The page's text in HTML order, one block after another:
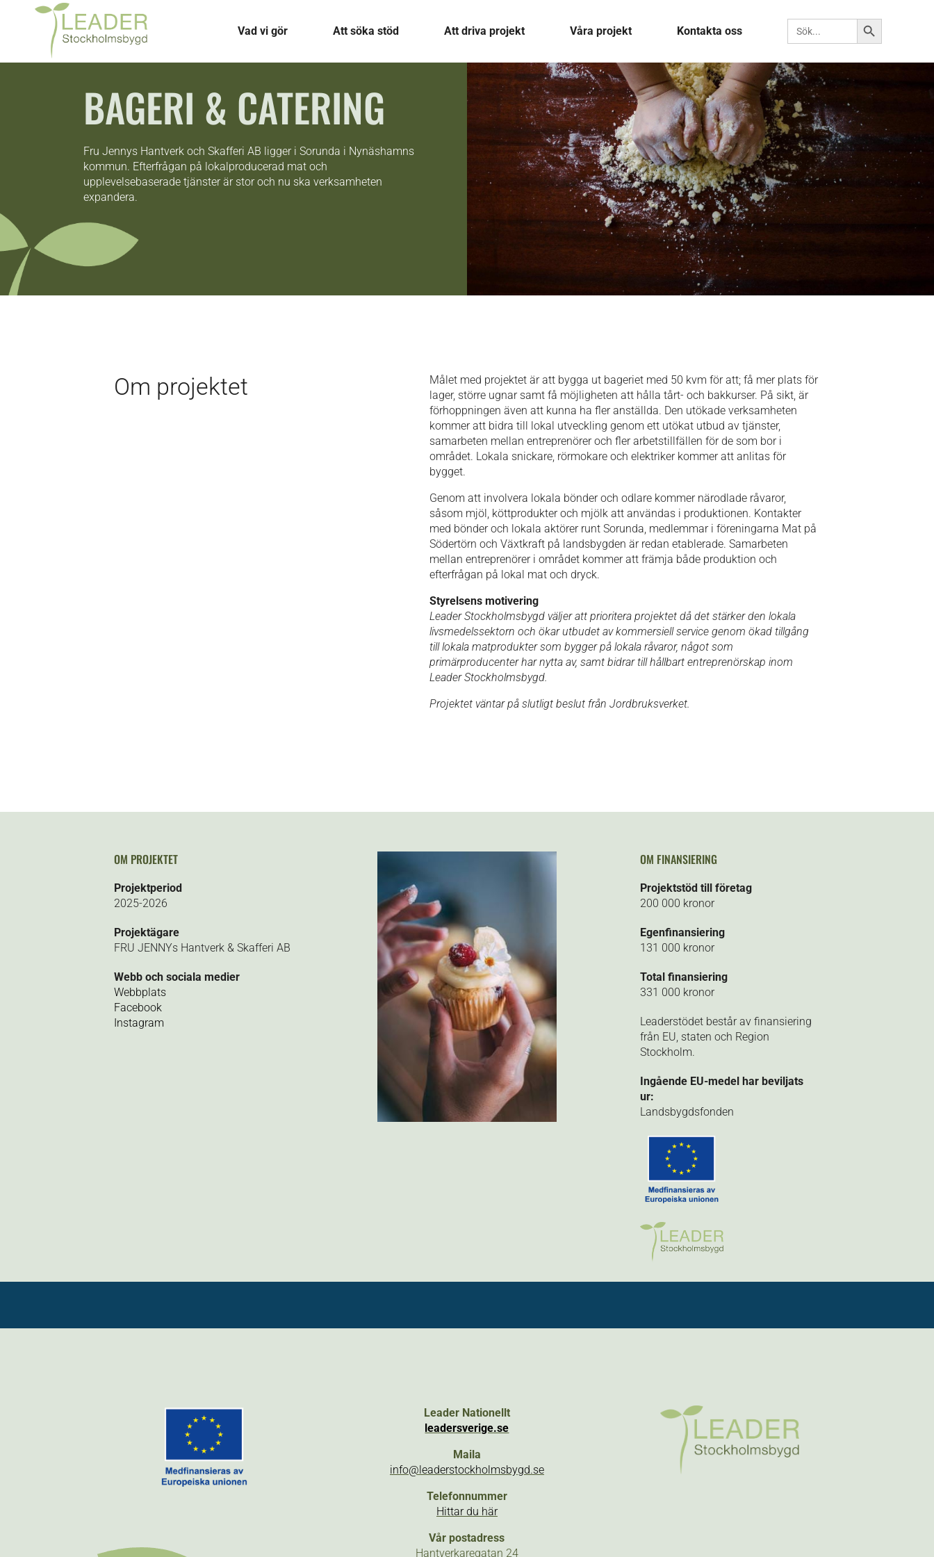
Vad vi gör Att söka stöd Att driva projekt Våra projekt Kontakta oss Sök efter: Sökknapp
BAGERI & CATERING
Fru Jennys Hantverk och Skafferi AB ligger i Sorunda i Nynäshamns
kommun. Efterfrågan på lokalproducerad mat och
upplevelsebaserade tjänster är stor och nu ska verksamheten
expandera.
Om projektet
Målet med projektet är att bygga ut bageriet med 50 kvm för att; få mer plats för
lager, större ugnar samt få möjligheten att hålla tårt- och bakkurser. På sikt, är
förhoppningen även att kunna ha fler anställda. Den utökade verksamheten
kommer att bidra till lokal utveckling genom ett utökat utbud av tjänster,
samarbeten mellan entreprenörer och fler arbetstillfällen för de som bor i
området. Lokala snickare, rörmokare och elektriker kommer att anlitas för
bygget.
Genom att involvera lokala bönder och odlare kommer närodlade råvaror,
såsom mjöl, köttprodukter och mjölk att användas i produktionen. Kontakter
med bönder och lokala aktörer runt Sorunda, medlemmar i föreningarna Mat på
Södertörn och Växtkraft på landsbygden är redan etablerade. Samarbeten
mellan entreprenörer i området kommer att främja både produktion och
efterfrågan på lokal mat och dryck.
Styrelsens motivering
Leader Stockholmsbygd väljer att prioritera projektet då det stärker den lokala
livsmedelssektorn och ökar utbudet av kommersiell service genom ökad tillgång
till lokala matprodukter som bygger på lokala råvaror, något som
primärproducenter har nytta av, samt bidrar till hållbart entreprenörskap inom
Leader Stockholmsbygd.
Projektet väntar på slutligt beslut från Jordbruksverket.
OM PROJEKTET
Projektperiod
2025-2026
Projektägare
FRU JENNYs Hantverk & Skafferi AB
Webb och sociala medier
Webbplats
Facebook
Instagram
OM FINANSIERING
Projektstöd till företag
200 000 kronor
Egenfinansiering
131 000 kronor
Total finansiering
331 000 kronor
Leaderstödet består av finansiering
från EU, staten och Region
Stockholm.
Ingående EU-medel har beviljats
ur:
Landsbygdsfonden
Leader Nationellt
leadersverige.se
Maila
info@leaderstockholmsbygd.se
Telefonnummer
Hittar du här
Vår postadress
Hantverkaregatan 24